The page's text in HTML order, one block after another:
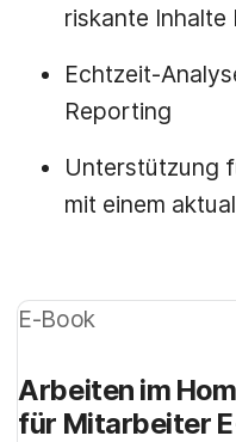
riskante Inhalte
Echtzeit-
Reporting
Unterstützung
mit einem
E-Book
Arbeiten im
für Mitarbeiter